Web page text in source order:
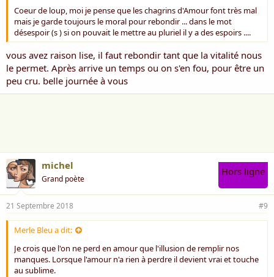
Coeur de loup, moi je pense que les chagrins d'Amour font très mal
mais je garde toujours le moral pour rebondir ... dans le mot
désespoir (s ) si on pouvait le mettre au pluriel il y a des espoirs ....
vous avez raison lise, il faut rebondir tant que la vitalité nous
le permet. Après arrive un temps ou on s'en fou, pour être un
peu cru. belle journée à vous
michel
Grand poète
Hors ligne
21 Septembre 2018 #9
Merle Bleu a dit:
Je crois que l'on ne perd en amour que l'illusion de remplir nos
manques. Lorsque l'amour n'a rien à perdre il devient vrai et touche
au sublime.